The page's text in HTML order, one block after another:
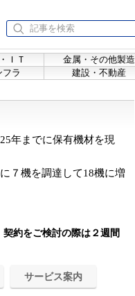
ＩＴ 金属・その他製造
ラ 建設・不動産
年までに保有機材を現
７機を調達して18機に増
約をご検討の際は２週間
サービス案内